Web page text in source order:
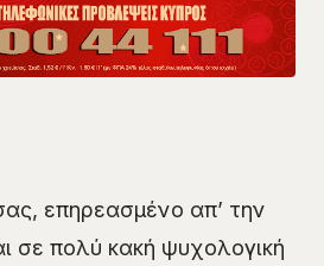
επηρεασμένο απ’ την
σε πολύ κακή ψυχολογική